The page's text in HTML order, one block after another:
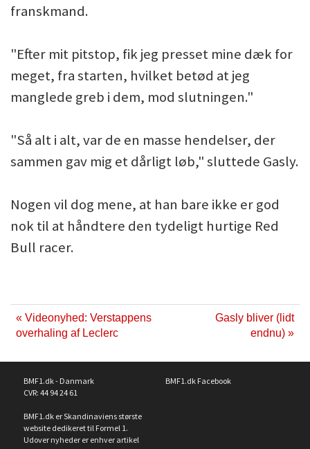
franskmand.
"Efter mit pitstop, fik jeg presset mine dæk for
meget, fra starten, hvilket betød at jeg
manglede greb i dem, mod slutningen."
"Så alt i alt, var de en masse hendelser, der
sammen gav mig et dårligt løb," sluttede Gasly.
Nogen vil dog mene, at han bare ikke er god
nok til at håndtere den tydeligt hurtige Red
Bull racer.
« Videonyhed: Verstappens
overhaling af Leclerc
Gasly bliver (lidt
endnu) »
BMF1.dk - Danmark
CVR: 44 94 24 61
BMF1.dk er Skandinaviens største
website dedikeret til Formel 1.
Udover nyheder er enhver artikel
BMF1.dk Facebook